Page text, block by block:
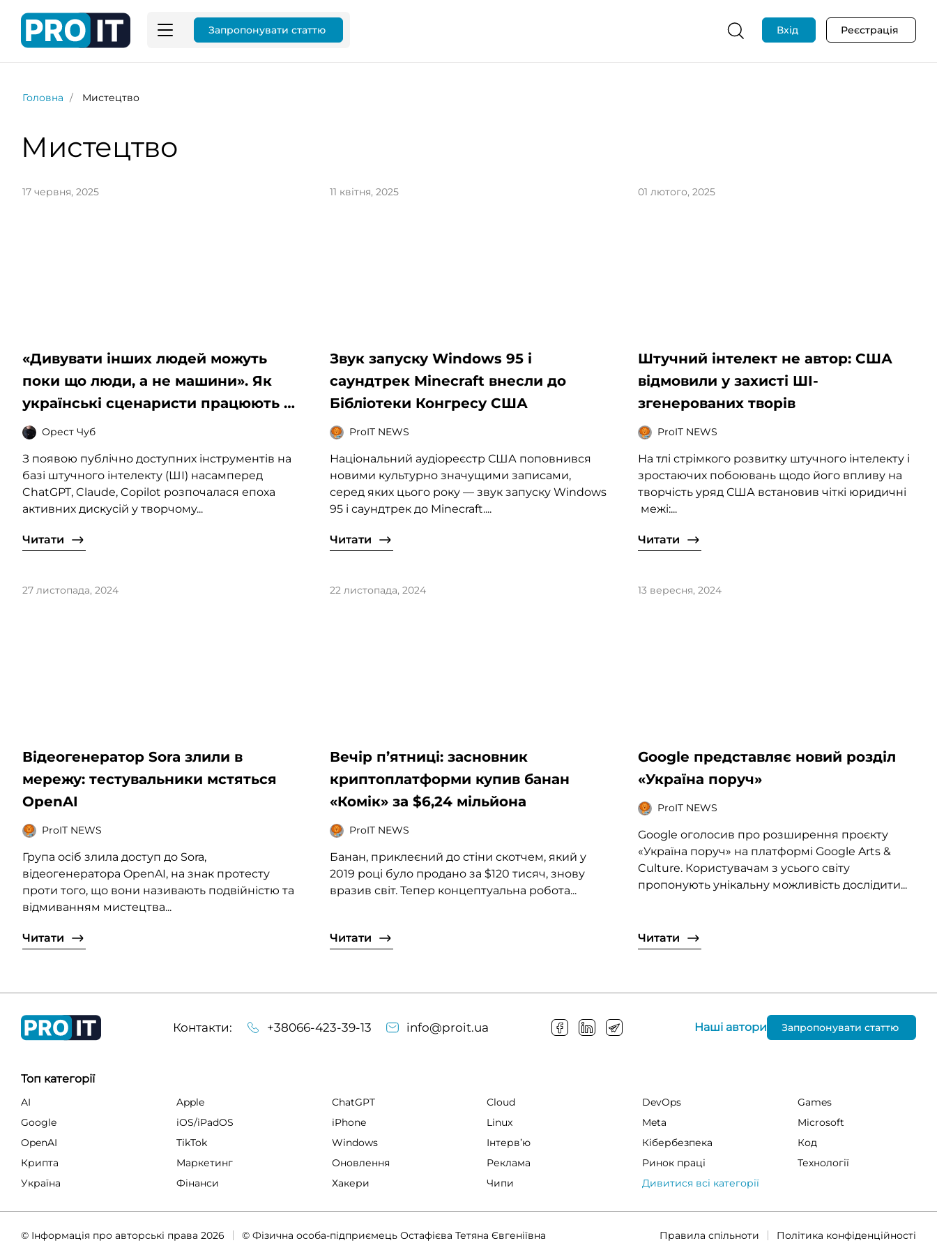
Запропонувати статтю Вхід Реєстрація
Головна Мистецтво
Мистецтво
17 червня, 2025
«Дивувати інших людей можуть
поки що люди, а не машини». Як
українські сценаристи працюють зі
ШІ та чому не вірять, що він
Орест Чуб
З появою публічно доступних інструментів на
базі штучного інтелекту (ШІ) насамперед
ChatGPT, Claude, Copilot розпочалася епоха
активних дискусій у творчому...
Читати
11 квітня, 2025
Звук запуску Windows 95 і
саундтрек Minecraft внесли до
Бібліотеки Конгресу США
ProIT NEWS
Національний аудіореєстр США поповнився
новими культурно значущими записами,
серед яких цього року — звук запуску Windows
95 і саундтрек до Minecraft....
Читати
01 лютого, 2025
Штучний інтелект не автор: США
відмовили у захисті ШІ-
згенерованих творів
ProIT NEWS
На тлі стрімкого розвитку штучного інтелекту і
зростаючих побоювань щодо його впливу на
творчість уряд США встановив чіткі юридичні
межі:...
Читати
27 листопада, 2024
Відеогенератор Sora злили в
мережу: тестувальники мстяться
OpenAI
ProIT NEWS
Група осіб злила доступ до Sora,
відеогенератора OpenAI, на знак протесту
проти того, що вони називають подвійністю та
відмиванням мистецтва...
Читати
22 листопада, 2024
Вечір п’ятниці: засновник
криптоплатформи купив банан
«Комік» за $6,24 мільйона
ProIT NEWS
Банан, приклеєний до стіни скотчем, який у
2019 році було продано за $120 тисяч, знову
вразив світ. Тепер концептуальна робота...
Читати
13 вересня, 2024
Google представляє новий розділ
«Україна поруч»
ProIT NEWS
Google оголосив про розширення проєкту
«Україна поруч» на платформі Google Arts &
Culture. Користувачам з усього світу
пропонують унікальну можливість дослідити...
Читати
Контакти: +38066-423-39-13 info@proit.ua Наші автори Запропонувати статтю
Топ категорії
AI Apple ChatGPT Cloud DevOps
Games
Google
iOS/iPadOS iPhone Linux Meta
Microsoft
OpenAI
TikTok Windows Інтервʼю Кібербезпека
Код
Крипта
Маркетинг Оновлення Реклама Ринок праці
Технології
Україна
Фінанси Хакери Чипи Дивитися всі категорії
© Інформація про авторські права 2026 © Фізична особа-підприємець Остафієва Тетяна Євгеніївна Правила спільноти Політика конфіденційності